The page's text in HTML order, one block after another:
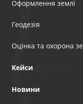
Оформлення землі
Геодезія
Оцінка та охорона
Кейси
Новини